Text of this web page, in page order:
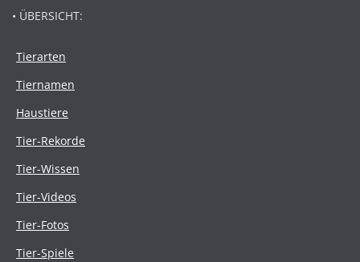
• ÜBERSICHT:
Tierarten
Tiernamen
Haustiere
Tier-Rekorde
Tier-Wissen
Tier-Videos
Tier-Fotos
Tier-Spiele